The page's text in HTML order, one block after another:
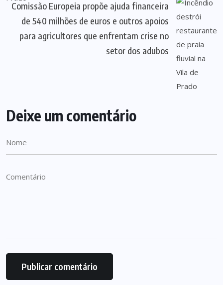
Comissão Europeia propõe ajuda financeira
de 540 milhões de euros e outros apoios
para agricultores que enfrentam crise no
setor dos adubos
Deixe um comentário